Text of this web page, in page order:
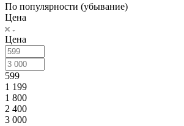
По популярности (убывание)
Цена
Цена
599
1 199
1 800
2 400
3 000